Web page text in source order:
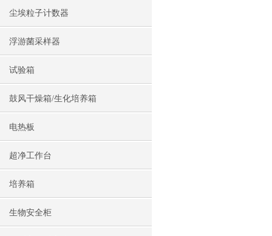
尘埃粒子计数器
浮游菌采样器
试验箱
鼓风干燥箱/生化培养箱
电热板
超净工作台
培养箱
生物安全柜